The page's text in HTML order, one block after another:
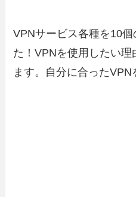
VPNサービス各種を10
た！VPNを使用したい
ます。自分に合ったVPN